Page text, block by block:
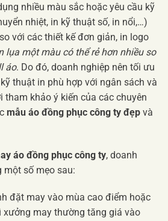
nhiều màu sắc hoặc yêu cầu kỹ
nhiệt, in kỹ thuật số, in nổi,…)
với các thiết kế đơn giản, in logo
lụa một màu có thể rẻ hơn nhiều so
áo. Do đó, doanh nghiệp nên tối ưu
thuật in phù hợp với ngân sách và
tham khảo ý kiến của các chuyên
mẫu áo đồng phục công ty đẹp và
áo đồng phục công ty, doanh
một số mẹo sau:
đặt may vào mùa cao điểm hoặc
xưởng may thường tăng giá vào